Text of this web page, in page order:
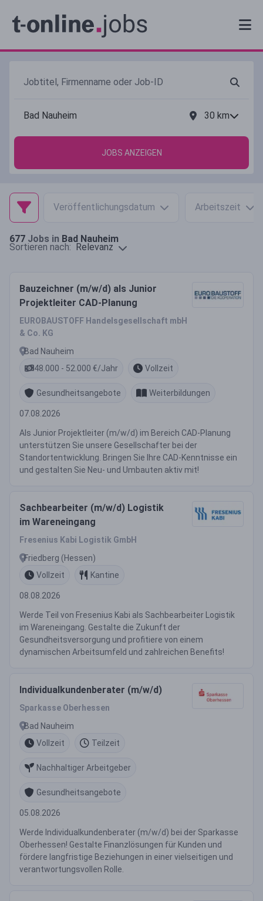
30 km
JOBS ANZEIGEN
Veröffentlichungsdatum Arbeitszeit
677 Jobs in Bad Nauheim
Sortieren nach: Relevanz
Bauzeichner (m/w/d) als Junior
Projektleiter CAD-Planung
EUROBAUSTOFF Handelsgesellschaft mbH
& Co. KG
Bad Nauheim
48.000 - 52.000 €/Jahr
Vollzeit
Gesundheitsangebote Weiterbildungen
07.08.2026
Als Junior Projektleiter (m/w/d) im Bereich CAD-Planung
unterstützen Sie unsere Gesellschafter bei der
Standortentwicklung. Bringen Sie Ihre CAD-Kenntnisse ein
und gestalten Sie Neu- und Umbauten aktiv mit!
Sachbearbeiter (m/w/d) Logistik
im Wareneingang
Fresenius Kabi Logistik GmbH
Friedberg (Hessen)
Vollzeit
Kantine
08.08.2026
Werde Teil von Fresenius Kabi als Sachbearbeiter Logistik
im Wareneingang. Gestalte die Zukunft der
Gesundheitsversorgung und profitiere von einem
dynamischen Arbeitsumfeld und zahlreichen Benefits!
Individualkundenberater (m/w/d)
Sparkasse Oberhessen
Bad Nauheim
Vollzeit
Teilzeit
Nachhaltiger Arbeitgeber
Gesundheitsangebote
05.08.2026
Werde Individualkundenberater (m/w/d) bei der Sparkasse
Oberhessen! Gestalte Finanzlösungen für Kunden und
fördere langfristige Beziehungen in einer vielseitigen und
verantwortungsvollen Rolle.